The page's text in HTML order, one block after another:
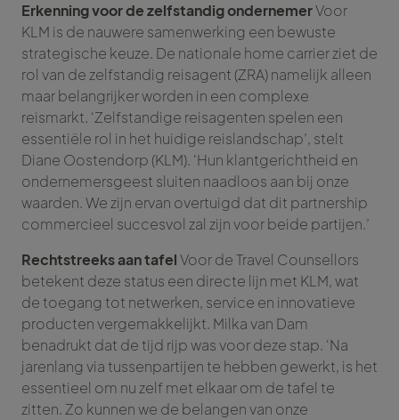
Erkenning voor de zelfstandig ondernemerVoor
KLM is de nauwere samenwerking een bewuste
strategische keuze. De nationale home carrier ziet de
rol van de zelfstandig reisagent (ZRA) namelijk alleen
maar belangrijker worden in een complexe
reismarkt. ‘Zelfstandige reisagenten spelen een
essentiële rol in het huidige reislandschap’, stelt
Diane Oostendorp (KLM). ‘Hun klantgerichtheid en
ondernemersgeest sluiten naadloos aan bij onze
waarden. We zijn ervan overtuigd dat dit partnership
commercieel succesvol zal zijn voor beide partijen.’
Rechtstreeks aan tafelVoor de Travel Counsellors
betekent deze status een directe lijn met KLM, wat
de toegang tot netwerken, service en innovatieve
producten vergemakkelijkt. Milka van Dam
benadrukt dat de tijd rijp was voor deze stap. ‘Na
jarenlang via tussenpartijen te hebben gewerkt, is het
essentieel om nu zelf met elkaar om de tafel te
zitten. Zo kunnen we de belangen van onze